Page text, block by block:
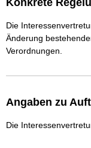
Konkrete
Die
Änderung
Verordnungen.
Angaben zu
Die